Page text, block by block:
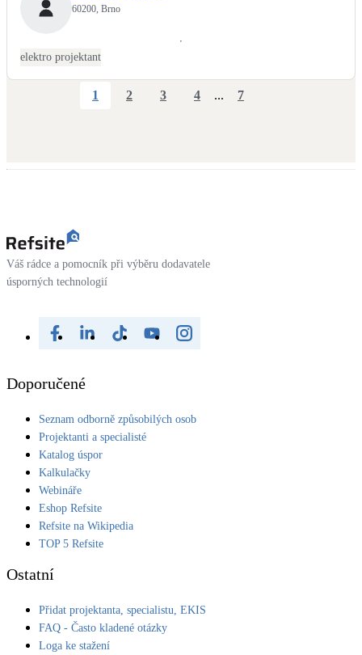
60200, Brno
elektro projektant
1 2 3 4 ... 7
Váš rádce a pomocník při výběru dodavatele
úsporných technologií
Doporučené
Seznam odborně způsobilých osob
Projektanti a specialisté
Katalog úspor
Kalkulačky
Webináře
Eshop Refsite
Refsite na Wikipedia
TOP 5 Refsite
Ostatní
Přidat projektanta, specialistu, EKIS
FAQ - Často kladené otázky
Loga ke stažení